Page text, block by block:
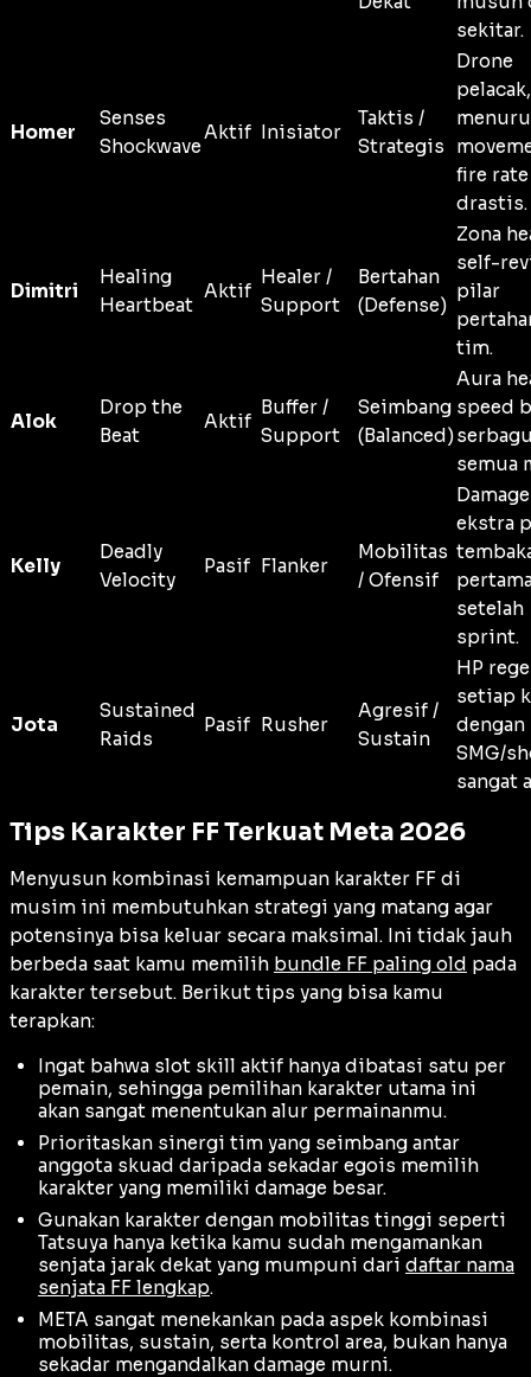
sekitar.
Homer
Senses
Shockwave
Aktif Inisiator
Taktis /
Strategis
Drone
pelacak,
fire rate
drastis.
Dimitri
Healing
Heartbeat
Aktif
Healer /
Support
Bertahan
(Defense)
Zona
self-
pilar
tim.
Alok
Drop the
Beat
Aktif
Buffer /
Support
Seimbang
(Balanced)
Aura
speed
semua
Kelly
Deadly
Velocity
Pasif Flanker
Mobilitas
/ Ofensif
Damage
ekstra
setelah
sprint.
Jota
Sustained
Raids
Pasif Rusher
Agresif /
Sustain
HP
setiap
dengan
SMG/
sangat
Tips Karakter FF Terkuat Meta 2026
Menyusun kombinasi kemampuan karakter FF di
musim ini membutuhkan strategi yang matang agar
potensinya bisa keluar secara maksimal. Ini tidak jauh
berbeda saat kamu memilih bundle FF paling old pada
karakter tersebut. Berikut tips yang bisa kamu
terapkan:
Ingat bahwa slot skill aktif hanya dibatasi satu per
pemain, sehingga pemilihan karakter utama ini
akan sangat menentukan alur permainanmu.
Prioritaskan sinergi tim yang seimbang antar
anggota skuad daripada sekadar egois memilih
karakter yang memiliki damage besar.
Gunakan karakter dengan mobilitas tinggi seperti
Tatsuya hanya ketika kamu sudah mengamankan
senjata jarak dekat yang mumpuni dari daftar nama
senjata FF lengkap.
META sangat menekankan pada aspek kombinasi
mobilitas, sustain, serta kontrol area, bukan hanya
sekadar mengandalkan damage murni.